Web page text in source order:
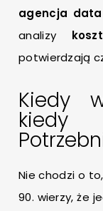
agencja
analizy
potwierdzają
Kiedy
kiedy
Nie chodzi o
90. wierzy, że